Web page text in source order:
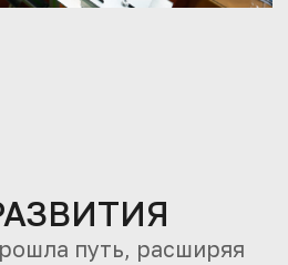
путь, расширяя